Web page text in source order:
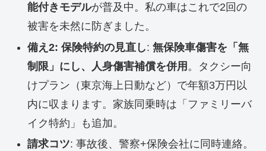
能付きモデルが普及中。私の車はこれで2回の
被害を未然に防ぎました。
備え2: 保険特約の見直し: 無保険車傷害を「無
制限」にし、人身傷害補償を併用 。タクシー向
けプラン（東京海上日動など）で年額3万円以
内に収まります。家族同乗時は「ファミリーバ
イク特約」も追加。
請求コツ: 事故後、警察+保険会社に同時連絡。